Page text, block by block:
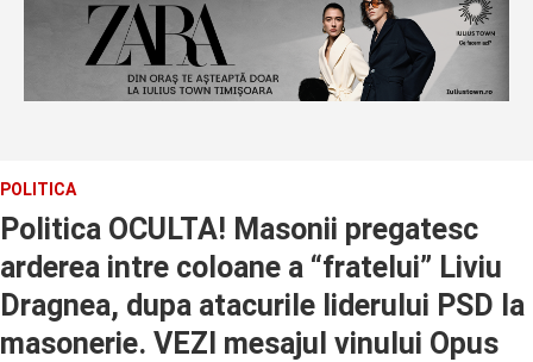
POLITICA
Politica OCULTA! Masonii pregatesc
arderea intre coloane a “fratelui” Liviu
Dragnea, dupa atacurile liderului PSD la
masonerie. VEZI mesajul vinului Opus